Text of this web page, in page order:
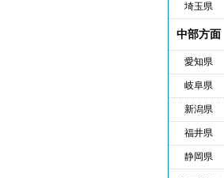
埼玉県
中部方面
愛知県
岐阜県
新潟県
福井県
静岡県